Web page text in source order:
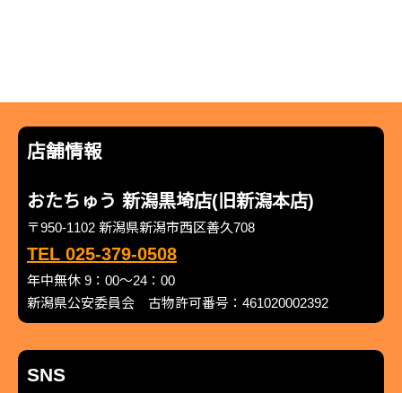
店舗情報
おたちゅう 新潟黒埼店(旧新潟本店)
〒950-1102 新潟県新潟市西区善久708
TEL 025-379-0508
年中無休 9：00～24：00
新潟県公安委員会 古物許可番号：461020002392
SNS